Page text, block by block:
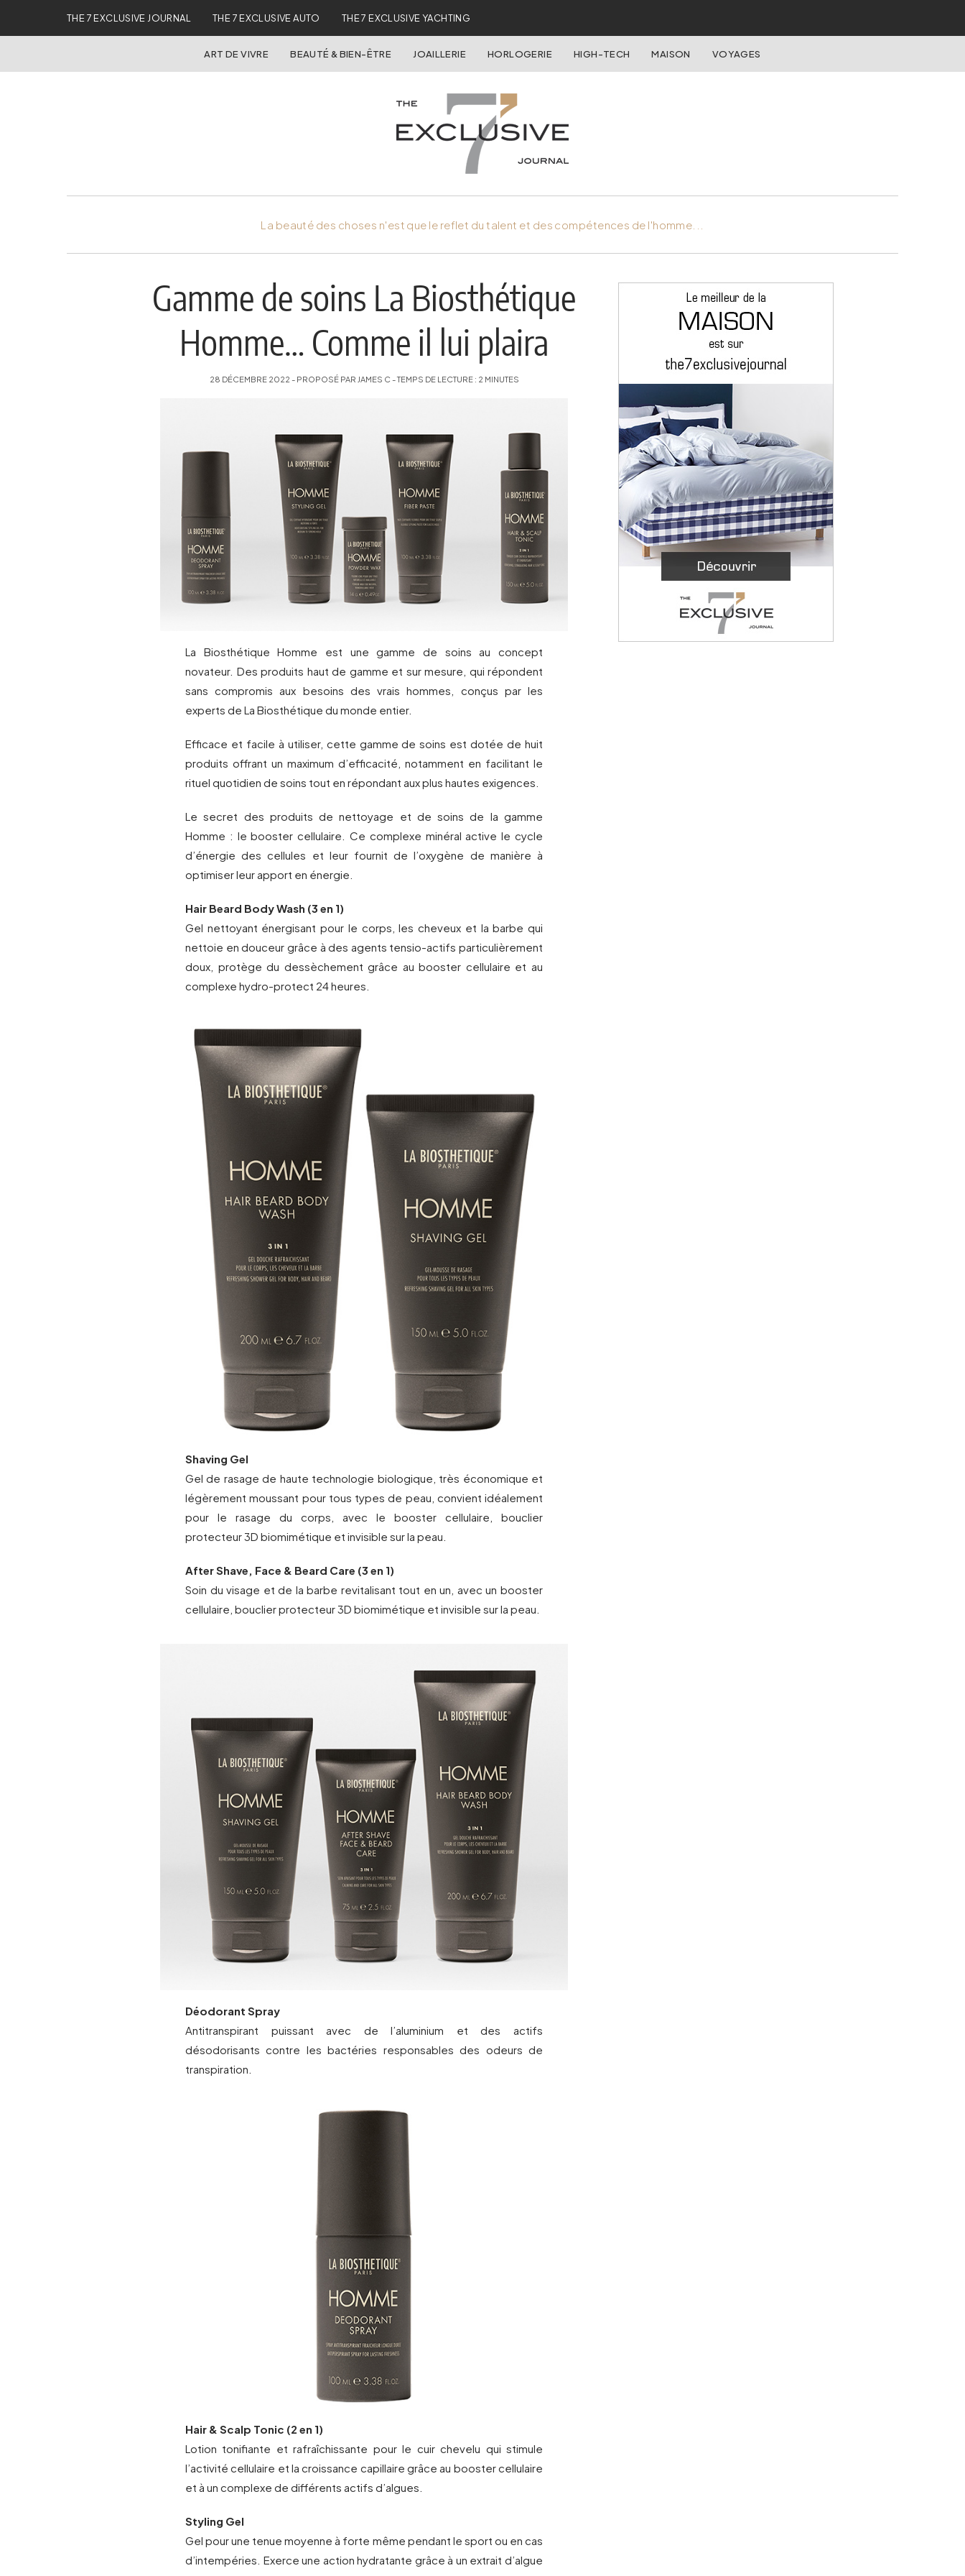
THE 7 EXCLUSIVE JOURNAL THE 7 EXCLUSIVE AUTO THE 7 EXCLUSIVE YACHTING
ART DE VIVRE BEAUTÉ & BIEN-ÊTRE JOAILLERIE HORLOGERIE HIGH-TECH MAISON VOYAGES
La beauté des choses n'est que le reflet du talent et des compétences de l'homme...
Gamme de soins La Biosthétique
Homme… Comme il lui plaira
28 DÉCEMBRE 2022 - PROPOSÉ PAR JAMES C - TEMPS DE LECTURE : 2 MINUTES
La Biosthétique Homme est une gamme de soins au concept
novateur. Des produits haut de gamme et sur mesure, qui répondent
sans compromis aux besoins des vrais hommes, conçus par les
experts de La Biosthétique du monde entier.
Efficace et facile à utiliser, cette gamme de soins est dotée de huit
produits offrant un maximum d’efficacité, notamment en facilitant le
rituel quotidien de soins tout en répondant aux plus hautes exigences.
Le secret des produits de nettoyage et de soins de la gamme
Homme : le booster cellulaire. Ce complexe minéral active le cycle
d’énergie des cellules et leur fournit de l’oxygène de manière à
optimiser leur apport en énergie.
Hair Beard Body Wash (3 en 1)
Gel nettoyant énergisant pour le corps, les cheveux et la barbe qui
nettoie en douceur grâce à des agents tensio-actifs particulièrement
doux, protège du dessèchement grâce au booster cellulaire et au
complexe hydro-protect 24 heures.
Shaving Gel
Gel de rasage de haute technologie biologique, très économique et
légèrement moussant pour tous types de peau, convient idéalement
pour le rasage du corps, avec le booster cellulaire, bouclier
protecteur 3D biomimétique et invisible sur la peau.
After Shave, Face & Beard Care (3 en 1)
Soin du visage et de la barbe revitalisant tout en un, avec un booster
cellulaire, bouclier protecteur 3D biomimétique et invisible sur la peau.
Déodorant Spray
Antitranspirant puissant avec de l’aluminium et des actifs
désodorisants contre les bactéries responsables des odeurs de
transpiration.
Hair & Scalp Tonic (2 en 1)
Lotion tonifiante et rafraîchissante pour le cuir chevelu qui stimule
l’activité cellulaire et la croissance capillaire grâce au booster cellulaire
et à un complexe de différents actifs d’algues.
Styling Gel
Gel pour une tenue moyenne à forte même pendant le sport ou en cas
d’intempéries. Exerce une action hydratante grâce à un extrait d’algue